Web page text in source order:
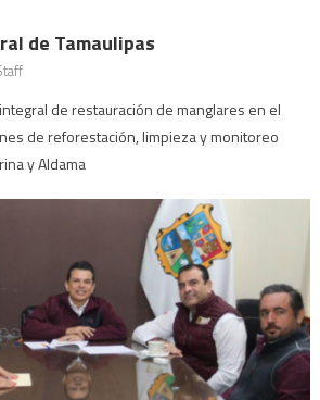
de Tamaulipas
de restauración de manglares en el
de reforestación, limpieza y monitoreo
y Aldama